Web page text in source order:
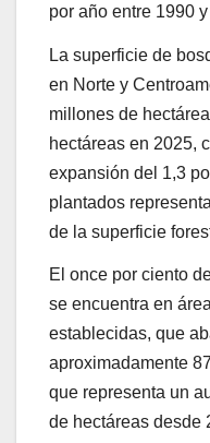
por año entre 1990
La superficie de
en Norte y
millones de
hectáreas en 2025,
expansión del 1,3
plantados
de la superficie
El once por ciento
se encuentra en
establecidas, que
aproximadamente
que representa un
de hectáreas desde